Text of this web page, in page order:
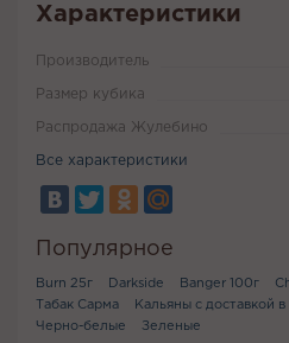
Характеристики
Производитель
Размер кубика
Распродажа Жулебино
Все характеристики
Популярное
Burn 25г Darkside Banger 100г
Табак Сарма
Кальяны с доставкой
Черно-белые
Зеленые